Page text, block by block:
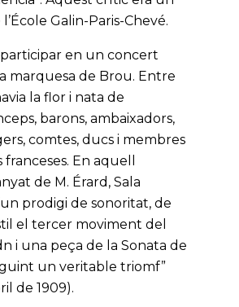
Galin-Paris-Chevé.
participar en un concert
marquesa de Brou. Entre
la flor i nata de
barons, ambaixadors,
comtes, ducs i membres
En aquell
de M. Érard, Sala
prodigi de sonoritat, de
el tercer moviment del
i una peça de la Sonata de
un veritable triomf”
de 1909).